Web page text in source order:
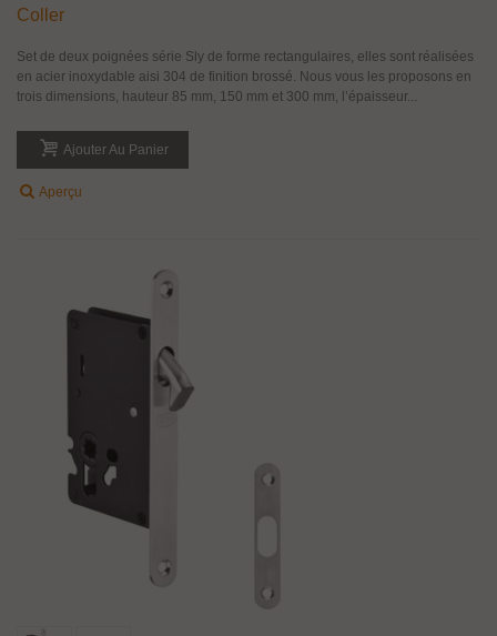
Coller
Set de deux poignées série Sly de forme rectangulaires, elles sont réalisées
en acier inoxydable aisi 304 de finition brossé. Nous vous les proposons en
trois dimensions, hauteur 85 mm, 150 mm et 300 mm, l’épaisseur...
Ajouter Au Panier
Aperçu